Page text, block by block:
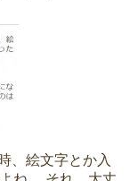
、絵文字とか入